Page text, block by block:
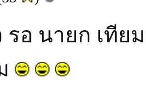
รอ นายก เที